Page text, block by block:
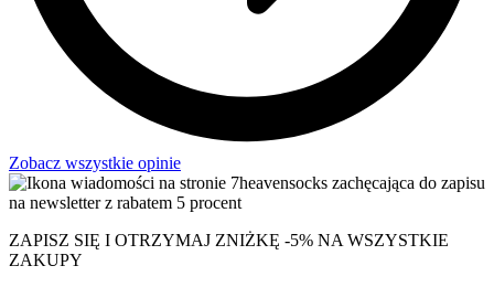
Zobacz wszystkie opinie
ZAPISZ SIĘ I OTRZYMAJ ZNIŻKĘ -5% NA WSZYSTKIE
ZAKUPY